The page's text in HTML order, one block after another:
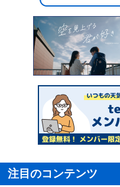
注目のコンテンツ